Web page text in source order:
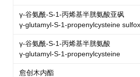
γ-谷氨酰-S-1-丙烯基半胱氨酸亚砜
γ-glutamyl-S-1-propenylcysteine
γ-谷氨酰-S-1-丙烯基半胱氨酸
γ-glutamyl-S-1-propenylcysteine
愈创木内酯